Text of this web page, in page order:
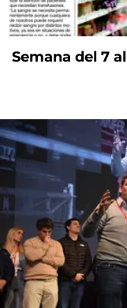
Semana del 7